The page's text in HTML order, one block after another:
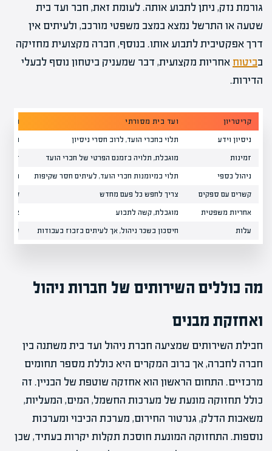
גורמת נזק, ניתן לתבוע אותה. לעומת זאת, חבר ועד בית
שטעה או התרשל נמצא במצב משפטי מורכב, ולעיתים אין
דרך אפקטיבית לתבוע אותו. בנוסף, חברה מקצועית מחזיקה
בביטוח אחריות מקצועית, דבר שמעניק ביטחון נוסף לבעלי
הדירות.
קריטריון ועד בית מסורתי חברת
ניסיון וידע תלוי בחברי הועד, לרוב חסרי ניסיון
זמינות מוגבלת, תלויה בזמנם הפרטי של חברי הועד
ניהול כספי תלוי במיומנות חברי הועד, לעיתים חסר שקיפות
קשרים עם ספקים צריך לחפש כל פעם מחדש
אחריות משפטית מוגבלת, קשה לתבוע
עלות חיסכון בשכר ניהול, אך לעיתים בזבוז בעבודות עלות
מה כוללים השירותים של חברות ניהול
ואחזקת מבנים
חבילת השירותים שמציעה חברת ניהול ועד בית משתנה בין
חברה לחברה, אך ברוב המקרים היא כוללת מספר תחומים
מרכזיים. התחום הראשון הוא אחזקה שוטפת של הבניין. זה
כולל תחזוקה מונעת של מערכות החשמל, המים, המעליות,
משאבות הדלק, גנרטור החירום, מערכת הכיבוי ומערכות
נוספות. התחזוקה המונעת חוסכת תקלות יקרות בעתיד, שכן